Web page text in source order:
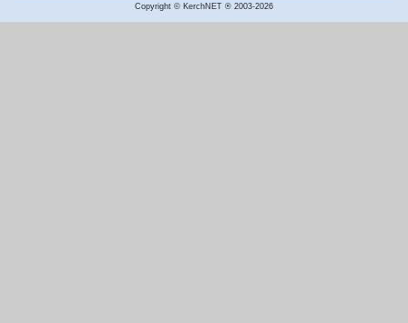
Copyright © KerchNET ® 2003-2026